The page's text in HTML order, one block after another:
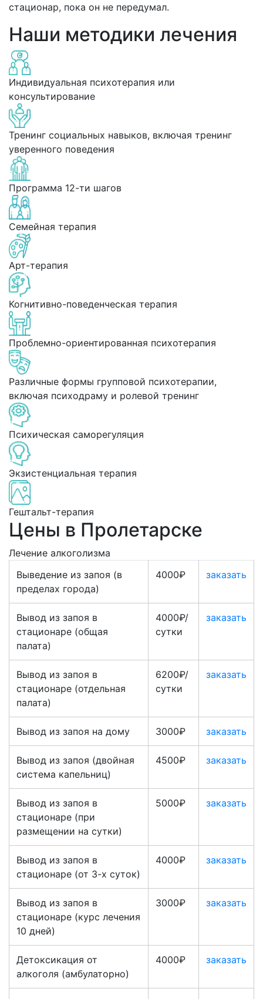
стационар, пока он не передумал.
Наши методики лечения
Индивидуальная психотерапия или
консультирование
Тренинг социальных навыков, включая тренинг
уверенного поведения
Программа 12-ти шагов
Семейная терапия
Арт-терапия
Когнитивно-поведенческая терапия
Проблемно-ориентированная психотерапия
Различные формы групповой психотерапии,
включая психодраму и ролевой тренинг
Психическая саморегуляция
Экзистенциальная терапия
Гештальт-терапия
Цены в Пролетарске
Лечение алкоголизма
Выведение из запоя (в
пределах города)
4000₽ заказать
Вывод из запоя в
стационаре (общая
палата)
4000₽/
сутки
заказать
Вывод из запоя в
стационаре (отдельная
палата)
6200₽/
сутки
заказать
Вывод из запоя на дому 3000₽ заказать
Вывод из запоя (двойная
система капельниц)
4500₽ заказать
Вывод из запоя в
стационаре (при
размещении на сутки)
5000₽ заказать
Вывод из запоя в
стационаре (от 3-х суток)
4000₽ заказать
Вывод из запоя в
стационаре (курс лечения
10 дней)
3000₽ заказать
Детоксикация от
алкоголя (амбулаторно)
4000₽ заказать